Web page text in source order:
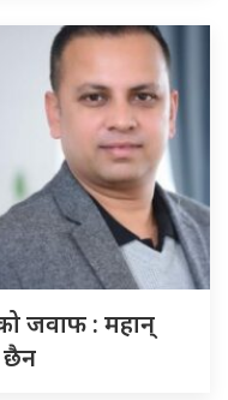
जवाफ : महान्
छैन